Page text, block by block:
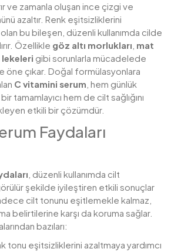
ve zamanla oluşan ince çizgi ve
azaltır. Renk eşitsizliklerini
bu bileşen, düzenli kullanımda cilde
Özellikle göz altı morlukları mat
lekeleri gibi sorunlarla mücadelede
çıkar. Doğal formülasyonlara
C vitamini serum , hem günlük
tamamlayıcı hem de cilt sağlığını
etkili bir çözümdür.
Faydaları
, düzenli kullanımda cilt
şekilde iyileştiren etkili sonuçlar
cilt tonunu eşitlemekle kalmaz,
belirtilerine karşı da koruma sağlar.
bazıları:
tonu eşitsizliklerini azaltmaya yardımcı